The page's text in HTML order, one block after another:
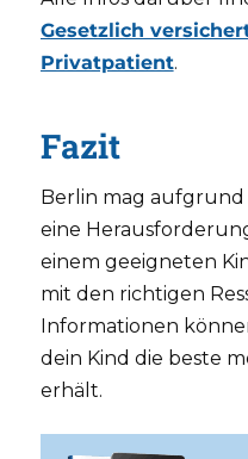
Gesetzlich
Privatpatient.
Fazit
Berlin mag aufgrund
eine
einem geeigneten
mit den richtigen
Informationen
dein Kind die beste
erhält.